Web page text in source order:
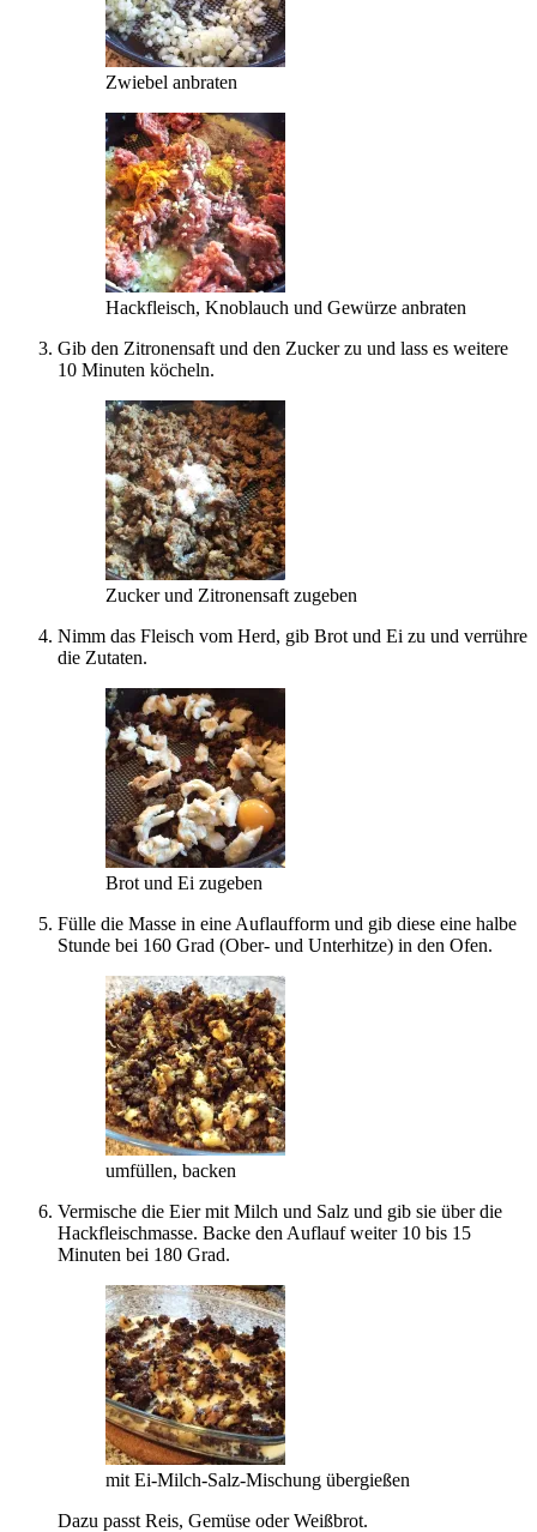
Zwiebel anbraten
Hackfleisch, Knoblauch und Gewürze anbraten
Gib den Zitronensaft und den Zucker zu und lass es weitere
10 Minuten köcheln.
Zucker und Zitronensaft zugeben
Nimm das Fleisch vom Herd, gib Brot und Ei zu und verrühre
die Zutaten.
Brot und Ei zugeben
Fülle die Masse in eine Auflaufform und gib diese eine halbe
Stunde bei 160 Grad (Ober- und Unterhitze) in den Ofen.
umfüllen, backen
Vermische die Eier mit Milch und Salz und gib sie über die
Hackfleischmasse. Backe den Auflauf weiter 10 bis 15
Minuten bei 180 Grad.
mit Ei-Milch-Salz-Mischung übergießen
Dazu passt Reis, Gemüse oder Weißbrot.